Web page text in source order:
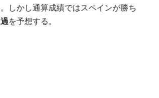
しかし通算成績ではスペインが勝ち
を予想する。